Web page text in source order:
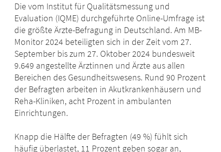
Die vom Institut für Qualitätsmessung und
Evaluation (IQME) durchgeführte Online-Umfrage ist
die größte Ärzte-Befragung in Deutschland. Am MB-
Monitor 2024 beteiligten sich in der Zeit vom 27.
September bis zum 27. Oktober 2024 bundesweit
9.649 angestellte Ärztinnen und Ärzte aus allen
Bereichen des Gesundheitswesens. Rund 90 Prozent
der Befragten arbeiten in Akutkrankenhäusern und
Reha-Kliniken, acht Prozent in ambulanten
Einrichtungen.
Knapp die Hälfte der Befragten (49 %) fühlt sich
häufig überlastet, 11 Prozent geben sogar an,